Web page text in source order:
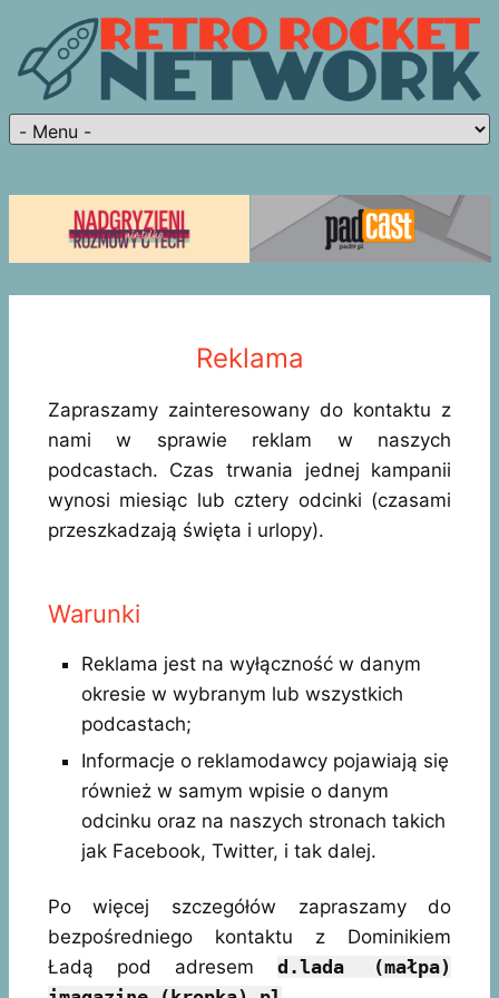
Reklama
Zapraszamy zainteresowany do kontaktu z
nami w sprawie reklam w naszych
podcastach. Czas trwania jednej kampanii
wynosi miesiąc lub cztery odcinki (czasami
przeszkadzają święta i urlopy).
Warunki
Reklama jest na wyłączność w danym
okresie w wybranym lub wszystkich
podcastach;
Informacje o reklamodawcy pojawiają się
również w samym wpisie o danym
odcinku oraz na naszych stronach takich
jak Facebook, Twitter, i tak dalej.
Po więcej szczegółów zapraszamy do
bezpośredniego kontaktu z Dominikiem
Ładą pod adresemd.lada (małpa)